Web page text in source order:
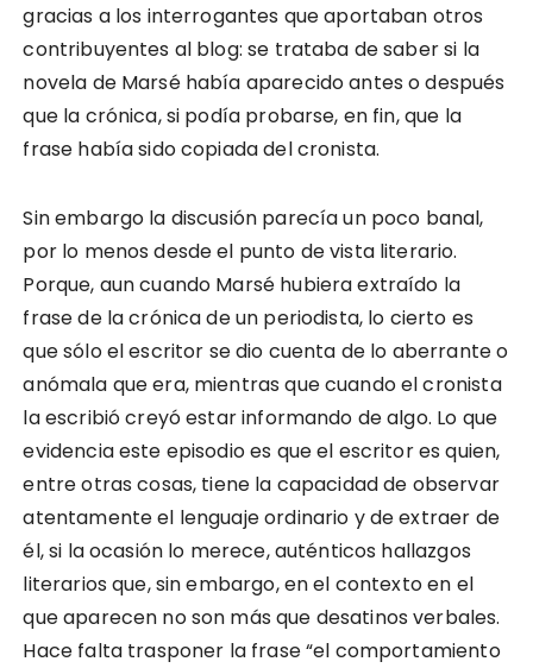
gracias a los interrogantes que aportaban otros
contribuyentes al blog: se trataba de saber si la
novela de Marsé había aparecido antes o después
que la crónica, si podía probarse, en fin, que la
frase había sido copiada del cronista.
Sin embargo la discusión parecía un poco banal,
por lo menos desde el punto de vista literario.
Porque, aun cuando Marsé hubiera extraído la
frase de la crónica de un periodista, lo cierto es
que sólo el escritor se dio cuenta de lo aberrante o
anómala que era, mientras que cuando el cronista
la escribió creyó estar informando de algo. Lo que
evidencia este episodio es que el escritor es quien,
entre otras cosas, tiene la capacidad de observar
atentamente el lenguaje ordinario y de extraer de
él, si la ocasión lo merece, auténticos hallazgos
literarios que, sin embargo, en el contexto en el
que aparecen no son más que desatinos verbales.
Hace falta trasponer la frase “el comportamiento